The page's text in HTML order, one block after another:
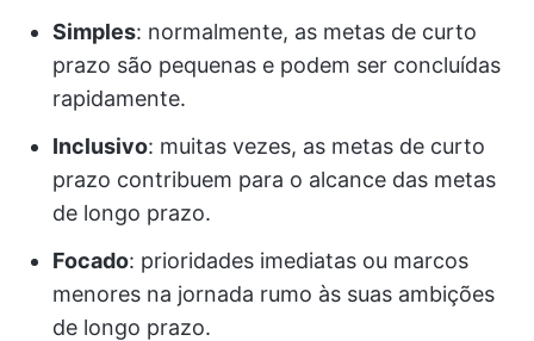
Simples: normalmente, as metas de curto
prazo são pequenas e podem ser concluídas
rapidamente.
Inclusivo: muitas vezes, as metas de curto
prazo contribuem para o alcance das metas
de longo prazo.
Focado: prioridades imediatas ou marcos
menores na jornada rumo às suas ambições
de longo prazo.